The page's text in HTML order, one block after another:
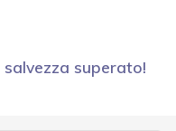
superato!